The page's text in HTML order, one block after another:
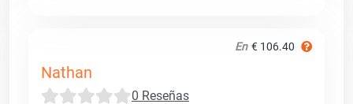
En € 106.40
Nathan
0 Reseñas